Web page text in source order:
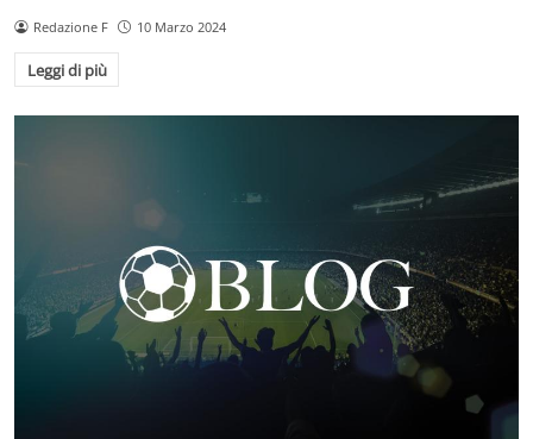
Redazione F 10 Marzo 2024
Leggi di più